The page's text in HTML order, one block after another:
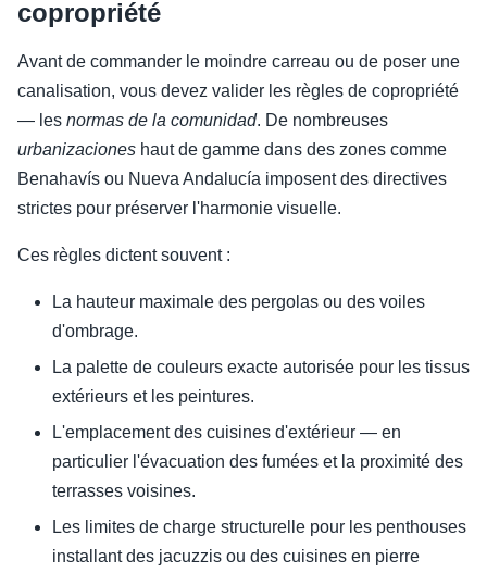
copropriété
Avant de commander le moindre carreau ou de poser une
canalisation, vous devez valider les règles de copropriété
— les normas de la comunidad. De nombreuses
urbanizaciones haut de gamme dans des zones comme
Benahavís ou Nueva Andalucía imposent des directives
strictes pour préserver l'harmonie visuelle.
Ces règles dictent souvent :
La hauteur maximale des pergolas ou des voiles
d'ombrage.
La palette de couleurs exacte autorisée pour les tissus
extérieurs et les peintures.
L'emplacement des cuisines d'extérieur — en
particulier l'évacuation des fumées et la proximité des
terrasses voisines.
Les limites de charge structurelle pour les penthouses
installant des jacuzzis ou des cuisines en pierre